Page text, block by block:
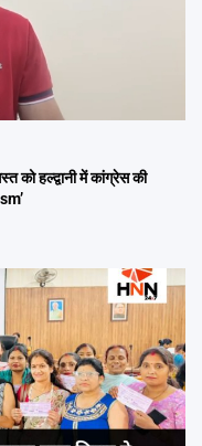
हल्द्वानी में कांग्रेस की